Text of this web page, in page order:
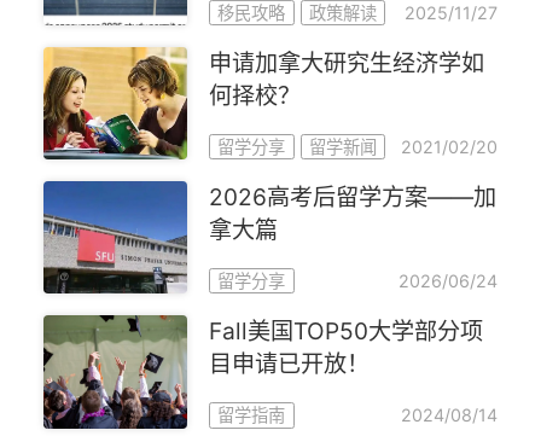
移民攻略 政策解读 2025/11/27
申请加拿大研究生经济学如
何择校？
留学分享 留学新闻 2021/02/20
2026高考后留学方案——加
拿大篇
留学分享 2026/06/24
Fall美国TOP50大学部分项
目申请已开放！
留学指南 2024/08/14